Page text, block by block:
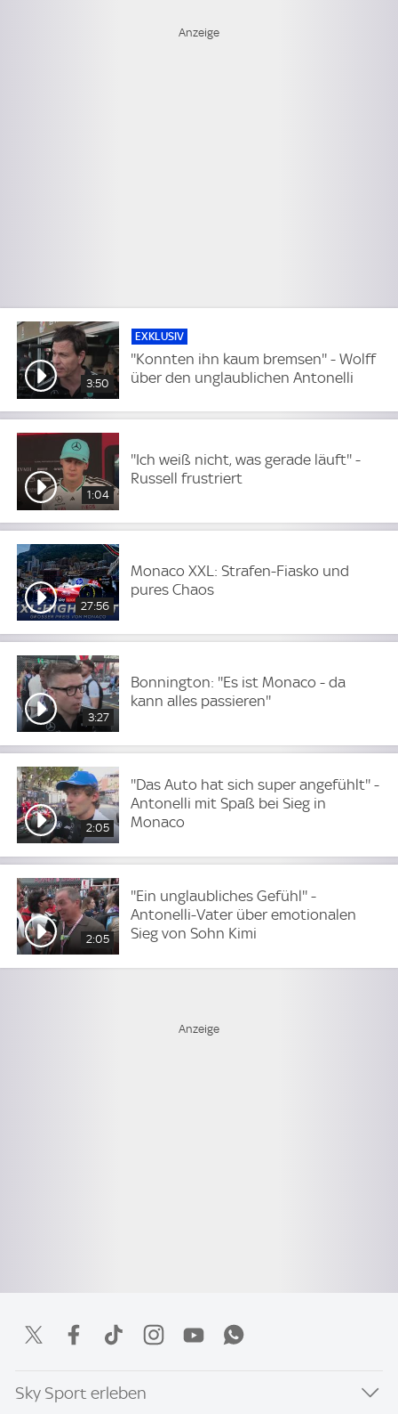
3:50
EXKLUSIV
''Konnten ihn kaum bremsen'' - Wolff
über den unglaublichen Antonelli
1:04
''Ich weiß nicht, was gerade läuft'' -
Russell frustriert
27:56
Monaco XXL: Strafen-Fiasko und
pures Chaos
3:27
Bonnington: ''Es ist Monaco - da
kann alles passieren''
2:05
''Das Auto hat sich super angefühlt'' -
Antonelli mit Spaß bei Sieg in
Monaco
2:05
''Ein unglaubliches Gefühl'' -
Antonelli-Vater über emotionalen
Sieg von Sohn Kimi
Sky Sport erleben